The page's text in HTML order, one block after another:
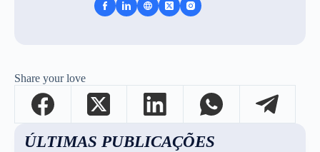
Share your love
ÚLTIMAS PUBLICAÇÕES